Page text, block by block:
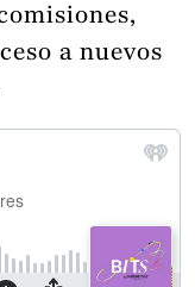
a nuevos